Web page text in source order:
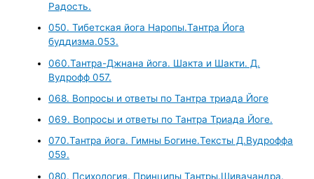
Радость.
050. Тибетская йога Наропы.Тантра Йога
буддизма.053.
060.Тантра-Джнана йога. Шакта и Шакти. Д.
Вудрофф 057.
068. Вопросы и ответы по Тантра триада Йоге
069. Вопросы и ответы по Тантра Триада Йоге.
070.Тантра йога. Гимны Богине.Тексты Д.Вудроффа
059.
080. Психология. Принципы Тантры.Шивачандра.